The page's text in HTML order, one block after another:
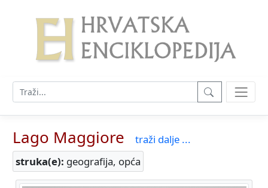
Lago Maggiore
traži dalje ...
struka(e): geografija, opća